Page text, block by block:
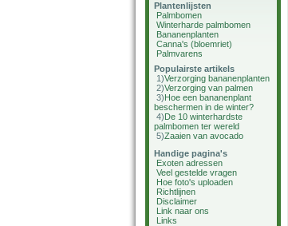
Plantenlijsten
Palmbomen
Winterharde palmbomen
Bananenplanten
Canna's (bloemriet)
Palmvarens
Populairste artikels
1)Verzorging bananenplanten
2)Verzorging van palmen
3)Hoe een bananenplant
beschermen in de winter?
4)De 10 winterhardste
palmbomen ter wereld
5)Zaaien van avocado
Handige pagina's
Exoten adressen
Veel gestelde vragen
Hoe foto's uploaden
Richtlijnen
Disclaimer
Link naar ons
Links